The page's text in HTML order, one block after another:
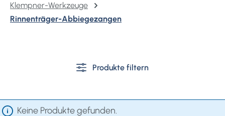
Klempner-Werkzeuge
Rinnenträger-Abbiegezangen
Produkte filtern
Keine Produkte gefunden.